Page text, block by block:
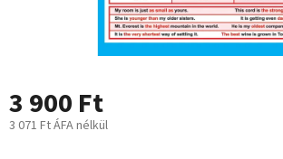
3 900 Ft
3 071 Ft ÁFA nélkül